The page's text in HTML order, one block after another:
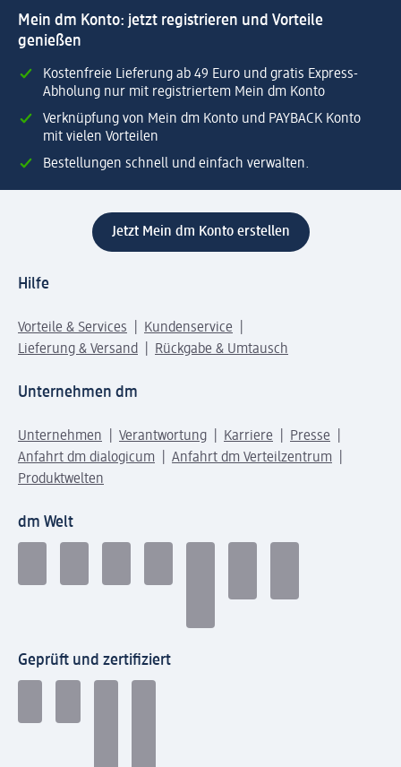
Mein dm Konto: jetzt registrieren und Vorteile
genießen
Kostenfreie Lieferung ab 49 Euro und gratis Express-
Abholung nur mit registriertem Mein dm Konto
Verknüpfung von Mein dm Konto und PAYBACK Konto
mit vielen Vorteilen
Bestellungen schnell und einfach verwalten.
Jetzt Mein dm Konto erstellen
Hilfe
Vorteile & Services
Kundenservice
Lieferung & Versand
Rückgabe & Umtausch
Unternehmen dm
Unternehmen Verantwortung Karriere
Presse
Anfahrt dm dialogicum
Anfahrt dm Verteilzentrum
Produktwelten
dm Welt
Geprüft und zertifiziert